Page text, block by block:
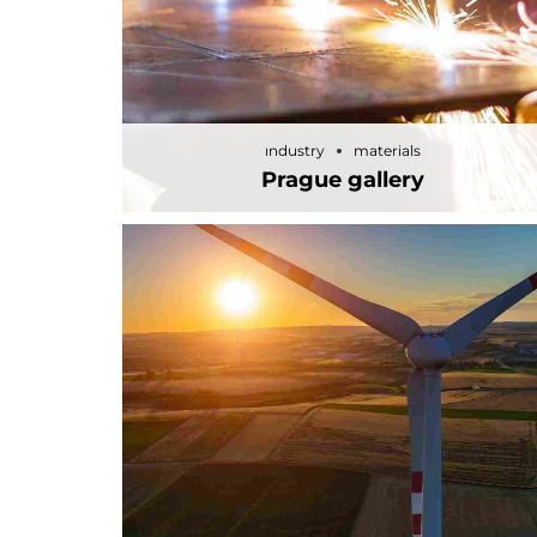
Prague gallery
industry materials
Prague gallery
industry laboratory
Bejing style